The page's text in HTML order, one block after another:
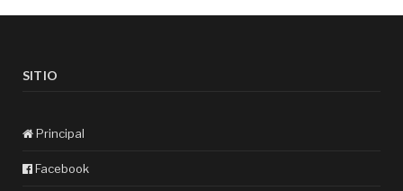
SITIO
Principal
Facebook